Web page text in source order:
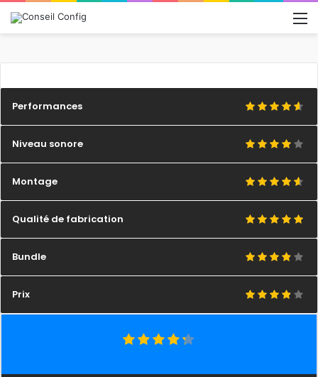
Performances
Niveau sonore
Montage
Qualité de fabrication
Bundle
Prix